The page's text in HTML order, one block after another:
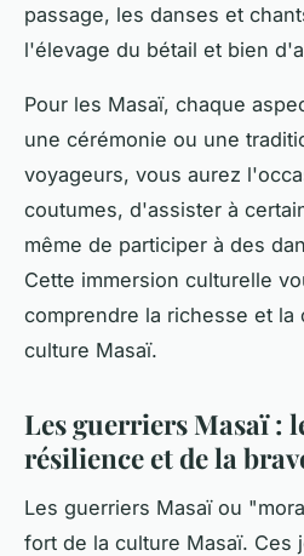
passage, les danses et
l'élevage du bétail et bien
Pour les Masaï, chaque
une cérémonie ou une
voyageurs, vous aurez
coutumes, d'assister à
même de participer à des
Cette immersion culturelle
comprendre la richesse et la
culture Masaï.
Les guerriers Masaï :
résilience et de la
Les guerriers Masaï ou
fort de la culture Masaï. Ces